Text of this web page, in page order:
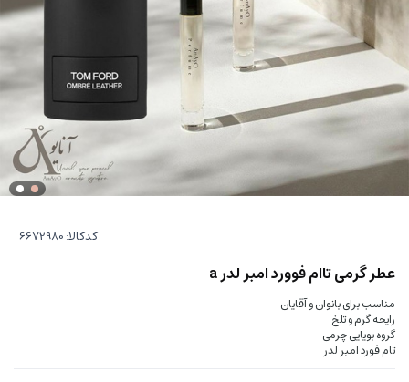
کدکالا:
عطر گرمی تاام فوورد امبر لدر a
مناسب برای بانوان و آقایان
رایحه گرم و تلخ
گروه بویایی چرمی
تام فورد امبر لدر